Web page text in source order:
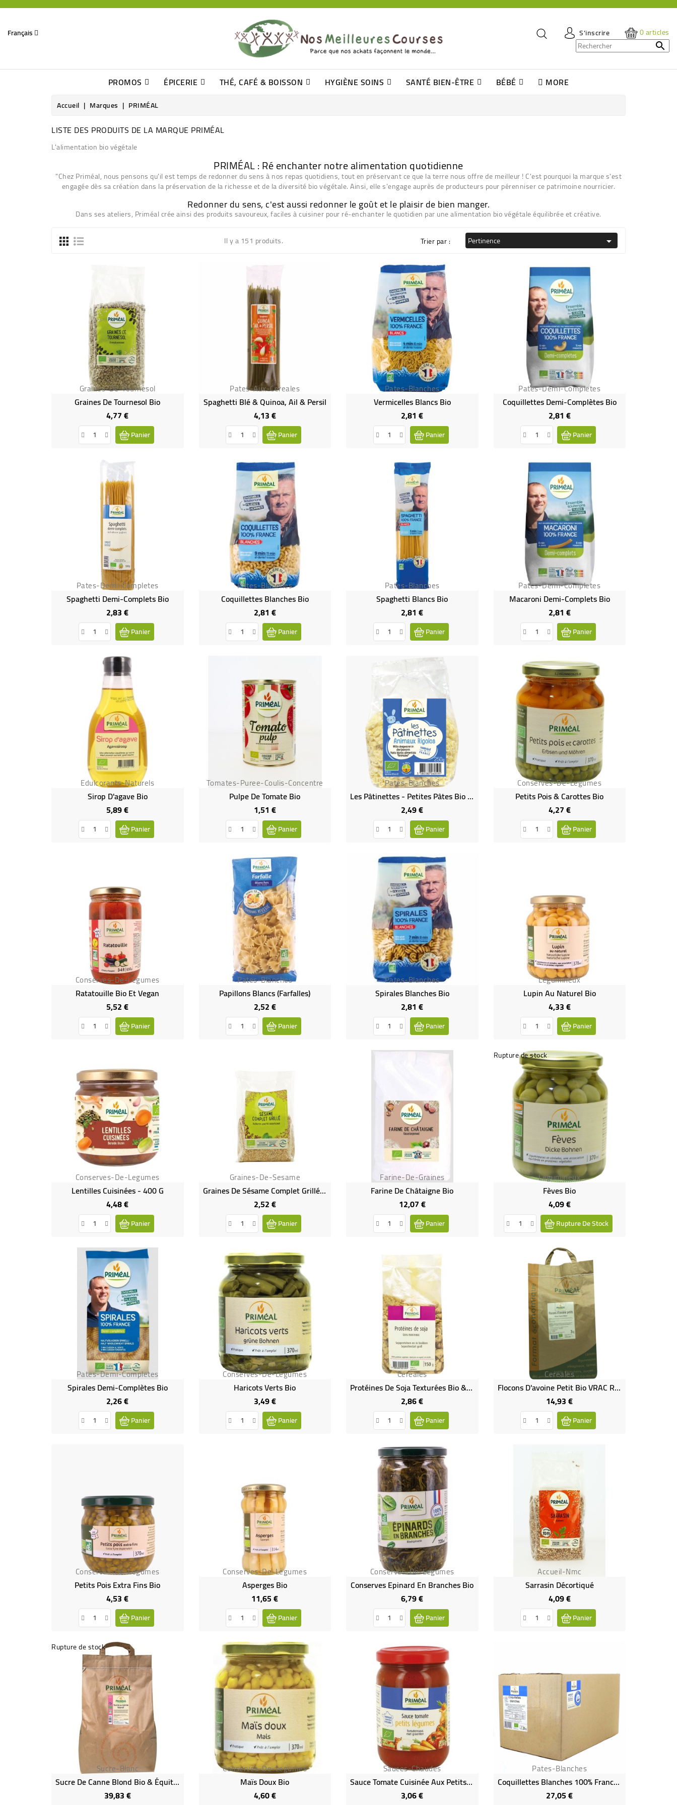
Français S'inscrire 0articles

PROMOS ÉPICERIE THÉ, CAFÉ & BOISSON HYGIÈNE SOINS SANTÉ BIEN-ÊTRE BÉBÉ MORE
Accueil Marques PRIMÉAL
LISTE DES PRODUITS DE LA MARQUE PRIMÉAL
L'alimentation bio végétale
PRIMÉAL : Ré enchanter notre alimentation quotidienne
"Chez Priméal, nous pensons qu'il est temps de redonner du sens à nos repas quotidiens, tout en préservant ce que la terre nous offre de meilleur ! C'est pourquoi la marque s'est
engagée dès sa création dans la préservation de la richesse et de la diversité bio végétale. Ainsi, elle s'engage auprès de producteurs pour pérenniser ce patrimoine nourricier.
Redonner du sens, c'est aussi redonner le goût et le plaisir de bien manger.
Dans ses ateliers, Priméal crée ainsi des produits savoureux, faciles à cuisiner pour ré-enchanter le quotidien par une alimentation bio végétale équilibrée et créative.
Il y a 151 produits. Trier par : Pertinence 
Graines-De-Tournesol
Graines De Tournesol Bio
4,77 €Prix
Panier
Pates-Aux-Cereales
Spaghetti Blé & Quinoa, Ail & Persil
4,13 €Prix
Panier
Pates-Blanches
Vermicelles Blancs Bio
2,81 €Prix
Panier
Pates-Demi-Completes
Coquillettes Demi-Complètes Bio
2,81 €Prix
Panier
Pates-Demi-Completes
Spaghetti Demi-Complets Bio
2,83 €Prix
Panier
Pates-Blanches
Coquillettes Blanches Bio
2,81 €Prix
Panier
Pates-Blanches
Spaghetti Blancs Bio
2,81 €Prix
Panier
Pates-Demi-Completes
Macaroni Demi-Complets Bio
2,81 €Prix
Panier
Edulcorants-Naturels
Sirop D'agave Bio
5,89 €Prix
Panier
Tomates-Puree-Coulis-Concentre
Pulpe De Tomate Bio
1,51 €Prix
Panier
Pates-Blanches
Les Pâtinettes - Petites Pâtes Bio Rigolos Pour Enfant
2,49 €Prix
Panier
Conserves-De-Legumes
Petits Pois & Carottes Bio
4,27 €Prix
Panier
Conserves-De-Legumes
Ratatouille Bio Et Vegan
5,52 €Prix
Panier
Pates-Blanches
Papillons Blancs (farfalles)
2,52 €Prix
Panier
Pates-Blanches
Spirales Blanches Bio
2,81 €Prix
Panier
Legumineux
Lupin Au Naturel Bio
4,33 €Prix
Panier
Conserves-De-Legumes
Lentilles Cuisinées - 400 G
4,48 €Prix
Panier
Graines-De-Sesame
Graines De Sésame Complet Grillé Bio & Équitable
2,52 €Prix
Panier
Farine-De-Graines
Farine De Châtaigne Bio
12,07 €Prix
Panier
Rupture de stock
Legumineux
Fèves Bio
4,09 €Prix
Rupture De Stock
Pates-Demi-Completes
Spirales Demi-Complètes Bio
2,26 €Prix
Panier
Conserves-De-Legumes
Haricots Verts Bio
3,49 €Prix
Panier
Cereales
Protéines De Soja Texturées Bio & Vegan
2,86 €Prix
Panier
Cereales
Flocons D'avoine Petit Bio VRAC RHD 3 Kg
14,93 €Prix
Panier
Conserves-De-Legumes
Petits Pois Extra Fins Bio
4,53 €Prix
Panier
Conserves-De-Legumes
Asperges Bio
11,65 €Prix
Panier
Conserves-De-Legumes
Conserves Epinard En Branches Bio
6,79 €Prix
Panier
Accueil-Nmc
Sarrasin Décortiqué
4,09 €Prix
Panier
Rupture de stock
Sucre-Blanc
Sucre De Canne Blond Bio & Équitable VRAC RHD 5 Kg
39,83 €Prix
Conserves-De-Legumes
Maïs Doux Bio
4,60 €Prix
Sauces-Chaudes
Sauce Tomate Cuisinée Aux Petits Légumes
3,06 €Prix
Pates-Blanches
Coquillettes Blanches 100% France Bio VRAC RHD 5 Kg
27,05 €Prix